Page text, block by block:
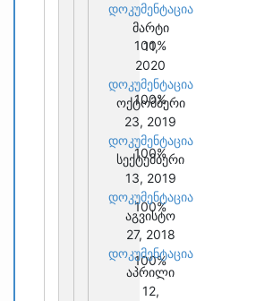
100%
100%
100%
100%
100%
დოკუმენტაცია
მარტი
11,
2020
დოკუმენტაცია
ოქტომბერი
23, 2019
დოკუმენტაცია
სექტემბერი
13, 2019
დოკუმენტაცია
აგვისტო
27, 2018
დოკუმენტაცია
აპრილი
12,